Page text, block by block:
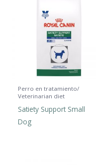
Perro en tratamiento/
Veterinarian diet
Satiety Support Small
Dog